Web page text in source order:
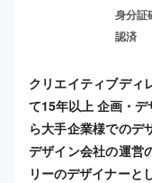
身分証
認済
クリエイティブディ
て15年以上 企画・
ら大手企業様でのデ
デザイン会社の運営
リーのデザイナーと